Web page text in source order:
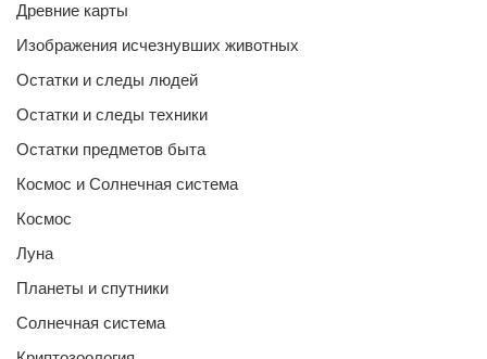
Древние карты
Изображения исчезнувших животных
Остатки и следы людей
Остатки и следы техники
Остатки предметов быта
Космос и Солнечная система
Космос
Луна
Планеты и спутники
Солнечная система